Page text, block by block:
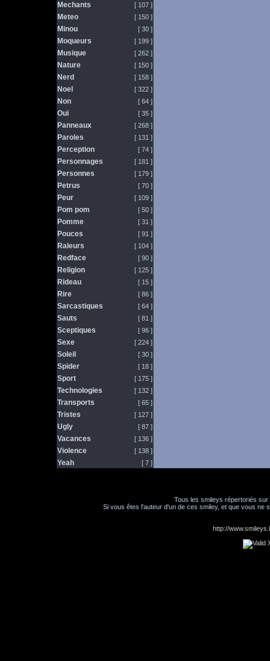
Mechants [ 107 ]
Meteo [ 150 ]
Minou [ 30 ]
Moqueurs [ 199 ]
Musique [ 262 ]
Nature [ 150 ]
Nerd [ 158 ]
Noel [ 322 ]
Non [ 64 ]
Oui [ 35 ]
Panneaux [ 268 ]
Paroles [ 131 ]
Perception [ 74 ]
Personnages [ 181 ]
Personnes [ 179 ]
Petrus [ 70 ]
Peur [ 109 ]
Pom pom [ 50 ]
Pomme [ 31 ]
Pouces [ 91 ]
Raleurs [ 104 ]
Redface [ 90 ]
Religion [ 125 ]
Rideau [ 15 ]
Rire [ 86 ]
Sarcastiques [ 64 ]
Sauts [ 81 ]
Sceptiques [ 96 ]
Sexe [ 224 ]
Soleil [ 30 ]
Spider [ 18 ]
Sport [ 175 ]
Technologies [ 132 ]
Transports [ 65 ]
Tristes [ 127 ]
Ugly [ 87 ]
Vacances [ 136 ]
Violence [ 138 ]
Yeah [ 7 ]
Tous les smileys répertoriés
Si vous êtes l'auteur d'un de ces smiley, et que vous ne
http://